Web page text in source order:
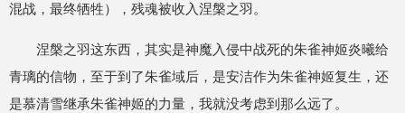
混战，最终牺牲），残魂被收入涅槃之羽。
涅槃之羽这东西，其实是神魔入侵中战死的朱雀神姬炎曦给
青璃的信物，至于到了朱雀域后，是安洁作为朱雀神姬复生，还
是慕清雪继承朱雀神姬的力量，我就没考虑到那么远了。